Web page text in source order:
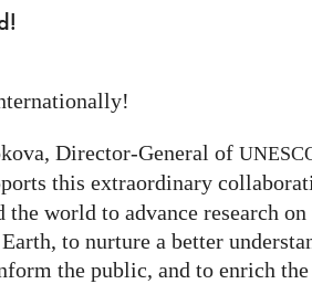
Director-General of
this extraordinary
the world to advance research
to nurture a better
the public, and to enrich